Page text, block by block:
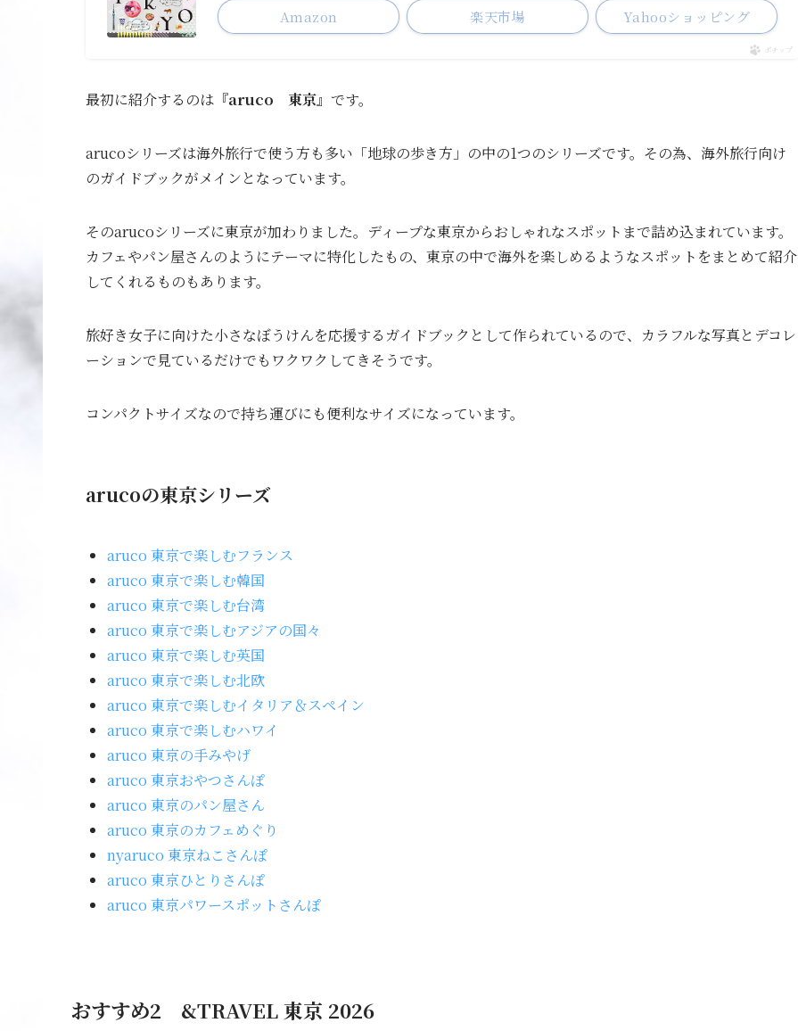
Amazon 楽天市場 Yahooショッピング
ポチップ
最初に紹介するのは 『aruco 東京』 です。
arucoシリーズは海外旅行で使う方も多い「地球の歩き方」の中の1つのシリーズです。その為、海外旅行向け
のガイドブックがメインとなっています。
そのarucoシリーズに東京が加わりました。ディープな東京からおしゃれなスポットまで詰め込まれています。
カフェやパン屋さんのようにテーマに特化したもの、東京の中で海外を楽しめるようなスポットをまとめて紹介
してくれるものもあります。
旅好き女子に向けた小さなぼうけんを応援するガイドブックとして作られているので、カラフルな写真とデコレ
ーションで見ているだけでもワクワクしてきそうです。
コンパクトサイズなので持ち運びにも便利なサイズになっています。
arucoの東京シリーズ
aruco 東京で楽しむフランス
aruco 東京で楽しむ韓国
aruco 東京で楽しむ台湾
aruco 東京で楽しむアジアの国々
aruco 東京で楽しむ英国
aruco 東京で楽しむ北欧
aruco 東京で楽しむイタリア＆スペイン
aruco 東京で楽しむハワイ
aruco 東京の手みやげ
aruco 東京おやつさんぽ
aruco 東京のパン屋さん
aruco 東京のカフェめぐり
nyaruco 東京ねこさんぽ
aruco 東京ひとりさんぽ
aruco 東京パワースポットさんぽ
おすすめ2 &TRAVEL 東京 2026